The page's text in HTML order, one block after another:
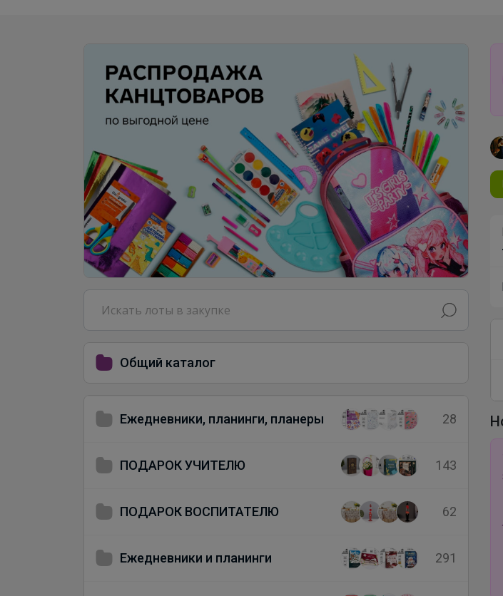
Общий каталог
Ежедневники, планинги, планеры 28
ПОДАРОК УЧИТЕЛЮ 143
ПОДАРОК ВОСПИТАТЕЛЮ 62
Ежедневники и планинги 291